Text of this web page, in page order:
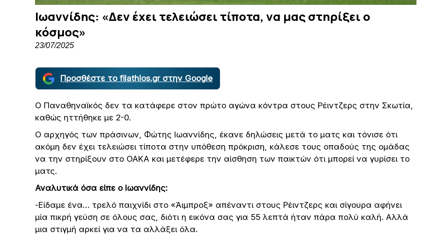
Ιωαννίδης: «Δεν έχει τελειώσει τίποτα, να μας στηρίξει ο
κόσμος»
23/07/2025
Προσθέστε το filathlos.gr στην Google
Ο Παναθηναϊκός δεν τα κατάφερε στον πρώτο αγώνα κόντρα στους Ρέιντζερς στην Σκωτία,
καθώς ηττήθηκε με 2-0.
Ο αρχηγός των πράσινων, Φώτης Ιωαννίδης, έκανε δηλώσεις μετά το ματς και τόνισε ότι
ακόμη δεν έχει τελειώσει τίποτα στην υπόθεση πρόκριση, κάλεσε τους οπαδούς της ομάδας
να την στηρίξουν στο ΟΑΚΑ και μετέφερε την αίσθηση των παικτών ότι μπορεί να γυρίσει το
ματς.
Αναλυτικά όσα είπε ο Ιωαννίδης:
-Είδαμε ένα… τρελό παιχνίδι στο «Άιμπροξ» απέναντι στους Ρέιντζερς και σίγουρα αφήνει
μία πικρή γεύση σε όλους σας, διότι η εικόνα σας για 55 λεπτά ήταν πάρα πολύ καλή. Αλλά
μια στιγμή αρκεί για να τα αλλάξει όλα.